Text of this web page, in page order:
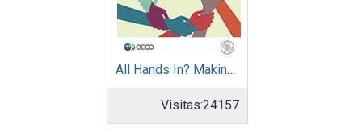
All Hands In? Making Diversity Work for All
Visitas:24157